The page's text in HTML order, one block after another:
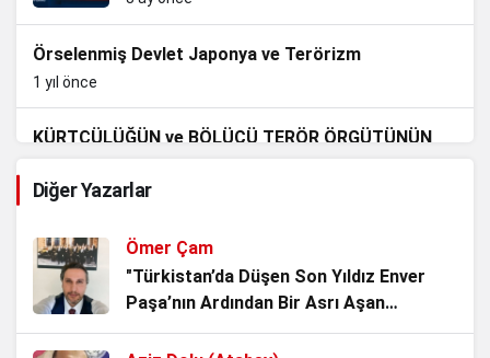
Örselenmiş Devlet Japonya ve Terörizm
1 yıl önce
KÜRTÇÜLÜĞÜN ve BÖLÜCÜ TERÖR ÖRGÜTÜNÜN
1 yıl önce
TERÖRİZM VE UYUŞTURUCU
1 yıl önce
GÜVENLİK VE TERÖRİZM BAĞLAMINDA SIĞINMACI
Diğer Yazarlar
Ömer Çam
"Türkistan’da Düşen Son Yıldız Enver
Paşa’nın Ardından Bir Asrı Aşan
Sessizlik"